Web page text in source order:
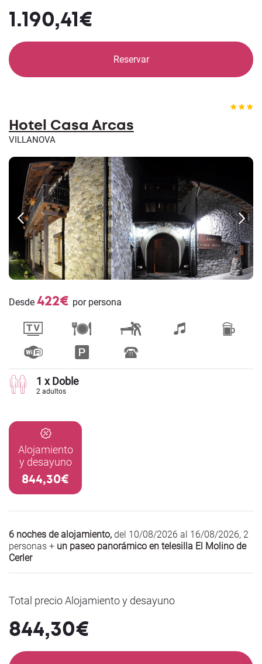
1.190,41€
Reservar
Hotel Casa Arcas
VILLANOVA
Desde 422€ por persona
6 noches de alojamiento, del 10/08/2026 al 16/08/2026, 2
personas + un paseo panorámico en telesilla El Molino de
Cerler
1 x Doble
2 adultos
Alojamiento
y desayuno
844,30€
Total precio Alojamiento y desayuno
844,30€